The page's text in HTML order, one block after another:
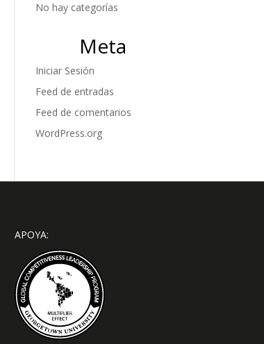
No hay categorías
Meta
Iniciar Sesión
Feed de entradas
Feed de comentarios
WordPress.org
APOYA: